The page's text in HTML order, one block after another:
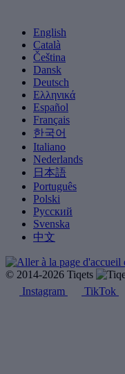
English
Català
Čeština
Dansk
Deutsch
Ελληνικά
Español
Français
한국어
Italiano
Nederlands
日本語
Português
Polski
Русский
Svenska
中文
© 2014-2026 Tiqets
Instagram
TikTok